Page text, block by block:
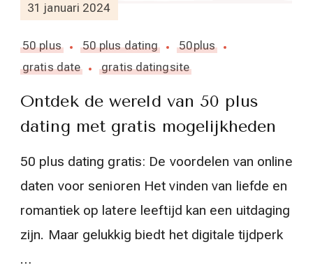
31 januari 2024
50 plus 50 plus dating
50plus
gratis date
gratis datingsite
Ontdek de wereld van 50 plus
dating met gratis mogelijkheden
50 plus dating gratis: De voordelen van online
daten voor senioren Het vinden van liefde en
romantiek op latere leeftijd kan een uitdaging
zijn. Maar gelukkig biedt het digitale tijdperk
…